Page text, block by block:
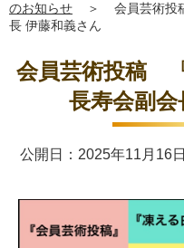
のお知らせ
＞
会員芸術投
長 伊藤和義さん
会員芸術投稿
長寿会副
公開日：2025年11月16